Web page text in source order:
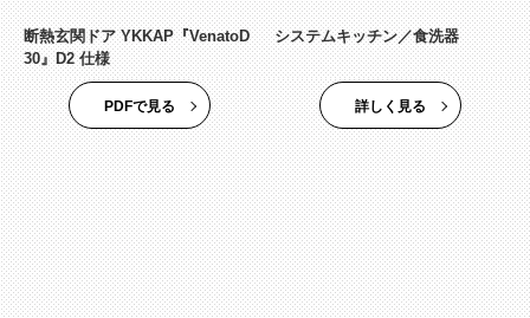
断熱玄関ドア YKKAP『VenatoD
30』D2 仕様
PDFで見る
システムキッチン／食洗器
詳しく見る